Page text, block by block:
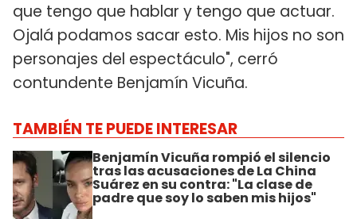
que tengo que hablar y tengo que actuar.
Ojalá podamos sacar esto. Mis hijos no son
personajes del espectáculo", cerró
contundente Benjamín Vicuña.
TAMBIÉN TE PUEDE INTERESAR
Benjamín Vicuña rompió el silencio
tras las acusaciones de La China
Suárez en su contra: "La clase de
padre que soy lo saben mis hijos"